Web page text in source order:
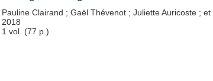
Pauline Clairand ; Gaël Thévenot ; Juliette Auricoste ; et
2018
1 vol. (77 p.)